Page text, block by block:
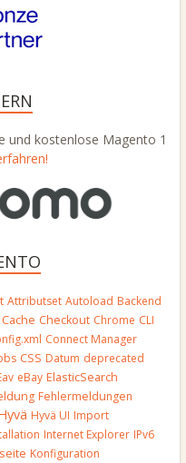
und kostenlose Magento 1
Attributset Autoload Backend
Cache Checkout Chrome CLI
Connect Manager
CSS Datum deprecated
eBay ElasticSearch
Fehlermeldungen
Hyvä UI Import
Internet Explorer IPv6
Konfiguration